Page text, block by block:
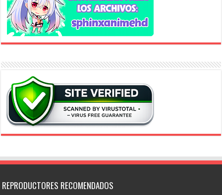
REPRODUCTORES RECOMENDADOS